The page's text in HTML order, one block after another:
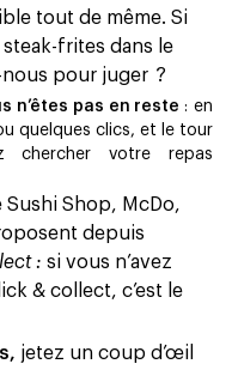
tout de même. Si
frites dans le
pour juger ?
n’êtes pas en reste : en
quelques clics, et le tour
chercher votre repas
Sushi Shop, McDo,
depuis
: si vous n’avez
& collect, c’est le
jetez un coup d’œil